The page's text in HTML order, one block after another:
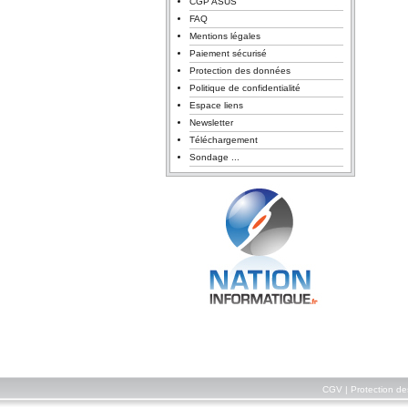
FAQ
Mentions légales
Paiement sécurisé
Protection des données
Politique de confidentialité
Espace liens
Newsletter
Téléchargement
Sondage ...
CGV Protection